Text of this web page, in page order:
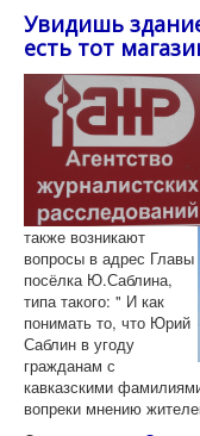
Увидишь
есть тот
также возникают
вопросы в адрес Главы
посёлка Ю.Саблина,
типа такого: " И как
понимать то, что Юрий
Саблин в угоду
гражданам с
кавказскими
вопреки мнению